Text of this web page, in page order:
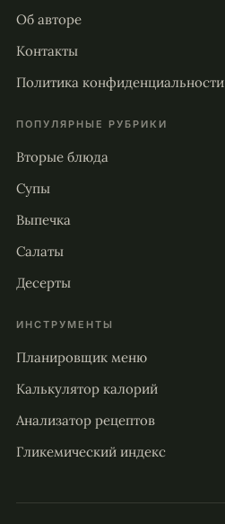
Об авторе
Контакты
Политика конфиденциальности
ПОПУЛЯРНЫЕ РУБРИКИ
Вторые блюда
Супы
Выпечка
Салаты
Десерты
ИНСТРУМЕНТЫ
Планировщик меню
Калькулятор калорий
Анализатор рецептов
Гликемический индекс